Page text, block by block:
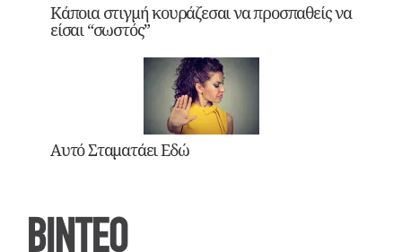
Κάποια στιγμή κουράζεσαι να προσπαθείς να
είσαι “σωστός”
Αυτό Σταματάει Εδώ
ΒΙΝΤΕΟ